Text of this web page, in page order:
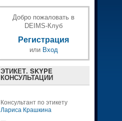
Добро пожаловать в
DEIMS-Клуб
Регистрация
или Вход
ЭТИКЕТ. SKYPE
КОНСУЛЬТАЦИИ
Консультант по этикету
Лариса Крашкина